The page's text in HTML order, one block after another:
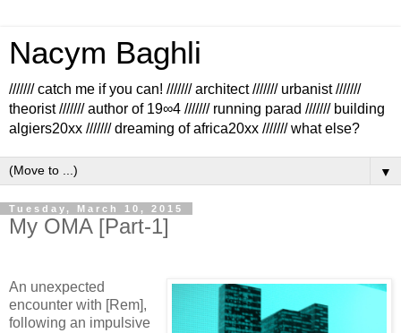
Nacym Baghli
/////// catch me if you can! /////// architect /////// urbanist ///////
theorist /////// author of 19∞4 /////// running parad /////// building
algiers20xx /////// dreaming of africa20xx /////// what else?
▼
Tuesday, March 10, 2015
My OMA [Part-1]
An unexpected
encounter with [Rem],
following an impulsive